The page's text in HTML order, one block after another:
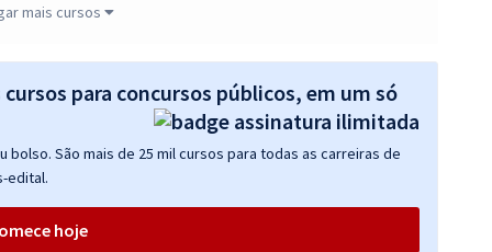
R$ 354,24
Economize R$ 88,56
(-20%)
ou 12x de R$19,99
(-20%)
mais cursos
para concursos públicos, em um só
São mais de 25 mil cursos para todas as carreiras de
edital.
hoje